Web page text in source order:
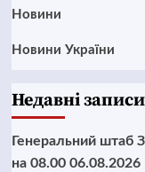
Новини
Новини України
Недавні записи
Генеральний штаб
на 08.00 06.08.2026